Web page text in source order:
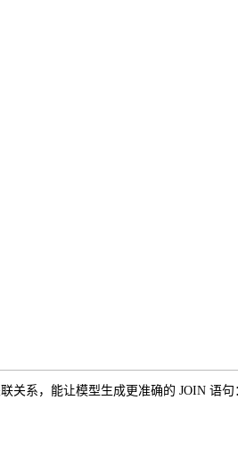
关系，能让模型生成更准确的 JOIN 语句